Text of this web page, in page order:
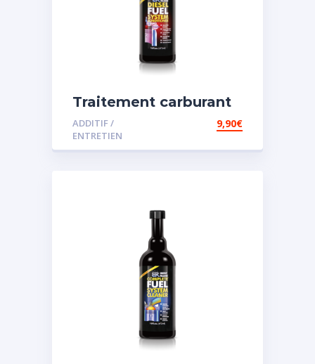
Traitement carburant
spécial diesel
ADDITIF /
ENTRETIEN
9,90€